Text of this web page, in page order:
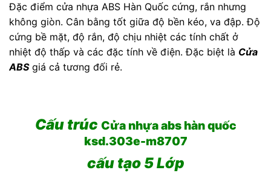
Đặc điểm cửa nhựa ABS Hàn Quốc cứng, rắn nhưng
không giòn. Cân bằng tốt giữa độ bền kéo, va đập. Độ
cứng bề mặt, độ rắn, độ chịu nhiệt các tính chất ở
nhiệt độ thấp và các đặc tính về điện. Đặc biệt là Cửa
ABSgiá cả tương đối rẻ.
Cấu trúc Cửa nhựa abs hàn quốc
ksd.303e-m8707
cấu tạo 5 Lớp